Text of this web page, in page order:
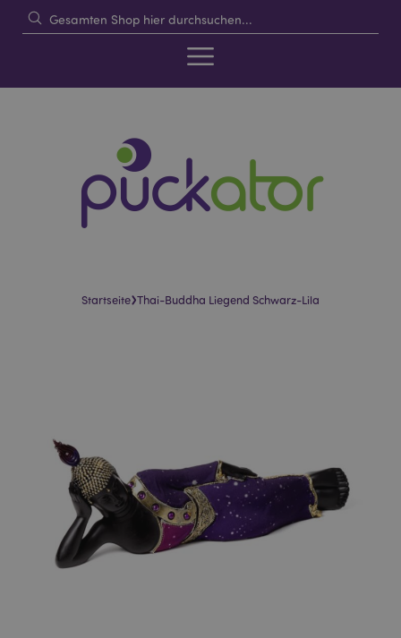
Startseite›Thai-Buddha Liegend Schwarz-Lila
images
gallery
images
gallery